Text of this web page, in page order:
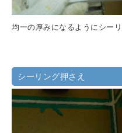
均一の厚みになるようにシー
シーリング押さえ